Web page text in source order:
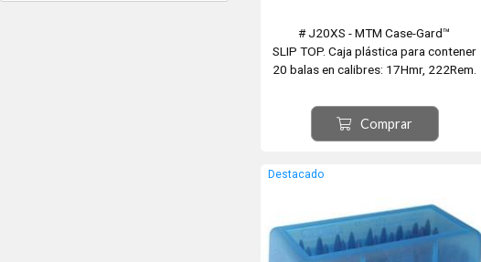
# J20XS - MTM Case-Gard™
SLIP TOP. Caja plástica para contener
20 balas en calibres: 17Hmr, 222Rem.
Mach 4, 204Ruger, 218Bee, 300
Sherwood, 300 Whisper, 32 Ideal,
32Win.
Comprar
Destacado